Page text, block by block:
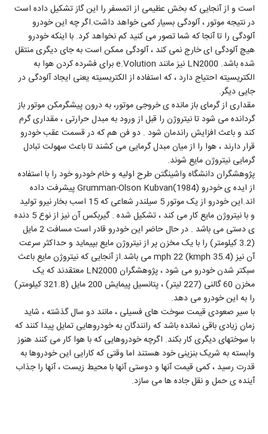
است و از آنجایی که بخش عظیمی از اتمسفر را این گاز تشکیل داده است
در نتیجه موتور ، آلودگی بسیار کمی خواهد داشت.اگر چه این خودرو
آلودگی را تا آنجا که شما تصور می کنید کم نخواهد کرد. با اینکه خودرو
هیچ آلودگی ای خارج نمی کند ، آلودگی ممکن است به جای دیگری منتقل
شده باشد. LN2000 نیز مانند e.Volution برای فشرده کردن هوا به
الکتریسیته احتیاج دارد ، که استفاده از الکتریسیته یعنی ایجاد آلودگی در
جایی دیگر.
مقداری از گرمای باز مانده ی خروجی موتور، به درون پیشگرمکن موتور باز
گردانده می شود تا نیتروژن را قبل از ورود به مبدل حرارتی ، مقداری گرم
کند و باعث افزایش راندمان شود . دو فن هم که در قسمت عقب خودرو
قرار دارند ، هوا را از میان مبدل گرمایی می کشند تا باعث سهولت تبادل
گرمایی نیتروژن مایع شوند.
پژوهشگران دانشگاه واشینگتن طرح اولیه و خام خودرو خود را با استفاده
از ایده ی خودرو Grumman-Olson Kubvan(1984) پیشرفت داده
اند.این خودرو از یک موتور 5 سیلندر شعاعی که 15 اسب بخار نیرو تولید
و با نیتروژن مایع کار می کند ، تشکیل شده . گیربکس آن نیز از نوع 5 دنده
ی دستی می باشد . در حال حاضر این خودرو قادر است مسافت 2 مایل
(3.2 کیلومتر) را با یک مخزن پر از نیتروژن مایع بپیماید و حداکثر سرعت
آن نیز mph 22 (kmph 35.4) می باشد.از آنجایی که نیتروژن مایع باعث
سبکتر شدن خودرو می شود ، پژوهشگران LN2000 معتقدند که یک
مخزن 60 گالنی (227 لیتر) ، پتانسیل پیمایش 200 مایل (321.8 کیلومتر)
را به این خودرو می دهد.
با سیر صعودی قیمت سوخت های فسیلی ، مانند دو سال گذشته ، شاید
زمان زیادی باقی نمانده باشد که رانندگان به خودروهایی تمایل پیدا کنند که
با سوختهای دیگری کار بکند. اگرچه خودروهایی که با هوا کار می کنند هنوز
وابسته به شریک بنزینی خود هستند اما وقتی که کارایی این خودروها به
قدرت رسید ، کمی قیمت آنها و دوستی آنها با محیط زیست ، آنها را جذاب
آینده ی حمل و نقل جاده ها می سازد.